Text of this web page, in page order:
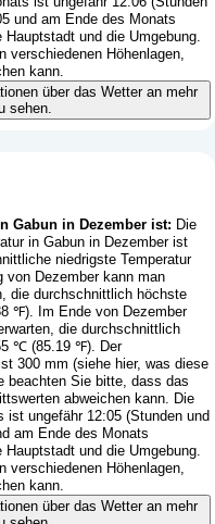
und am Ende des Monats
und die Umgebung.
verschiedenen Höhenlagen,
kann.
über das Wetter an mehr
sehen.
Gabun in Dezember ist: Die
in Gabun in Dezember ist
niedrigste Temperatur
Dezember kann man
die durchschnittlich höchste
℉). Im Ende von Dezember
die durchschnittlich
℃ (85.19 ℉). Der
300 mm (siehe hier, was diese
beachten Sie bitte, dass das
abweichen kann. Die
ist ungefähr 12:05 (Stunden und
am Ende des Monats
und die Umgebung.
Höhenlagen,
kann.
über das Wetter an mehr